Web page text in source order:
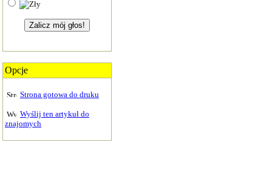
Opcje
Strona gotowa do druku
Wyślij ten artykuł do
znajomych